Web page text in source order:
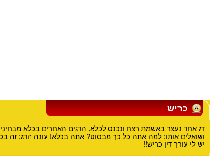
כריש
דג אחד נעצר באשמת רצח ונכנס לכלא. הדגים האחרים בכלא
ושואלים אותו: למה אתה כל כך מבסוט? אתה בכלא! עונה הדג: זה
יש לי עורך דין כריש!!